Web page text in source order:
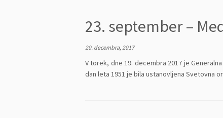
23. september –
20. decembra, 2017
V torek, dne 19. decembra 2017 je
dan leta 1951 je bila ustanovljena Svetovna